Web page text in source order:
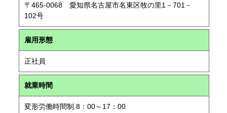
〒465-0068 愛知県名古屋市名東区牧の里1－701－
102号
雇用形態
正社員
就業時間
変形労働時間制 8：00～17：00